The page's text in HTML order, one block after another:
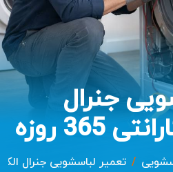
جنرال
365 روزه
تعمیر لباسشویی جنرال